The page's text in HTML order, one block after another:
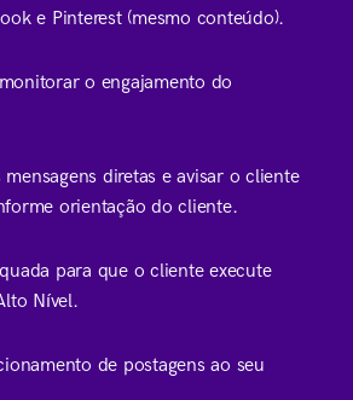
e Pinterest (mesmo conteúdo).
o engajamento do
diretas e avisar o cliente
orientação do cliente.
para que o cliente execute
Nível.
de postagens ao seu